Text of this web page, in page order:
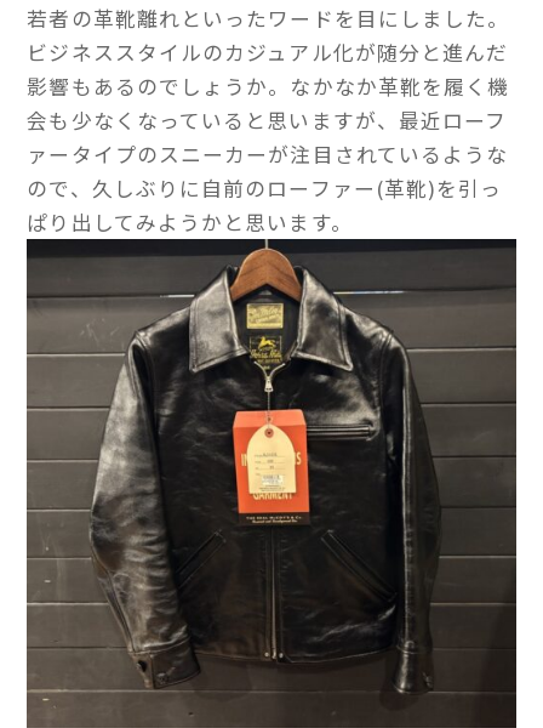
若者の革靴離れといったワードを目にしました。
ビジネススタイルのカジュアル化が随分と進んだ
影響もあるのでしょうか。なかなか革靴を履く機
会も少なくなっていると思いますが、最近ローフ
ァータイプのスニーカーが注目されているような
ので、久しぶりに自前のローファー(革靴)を引っ
ぱり出してみようかと思います。